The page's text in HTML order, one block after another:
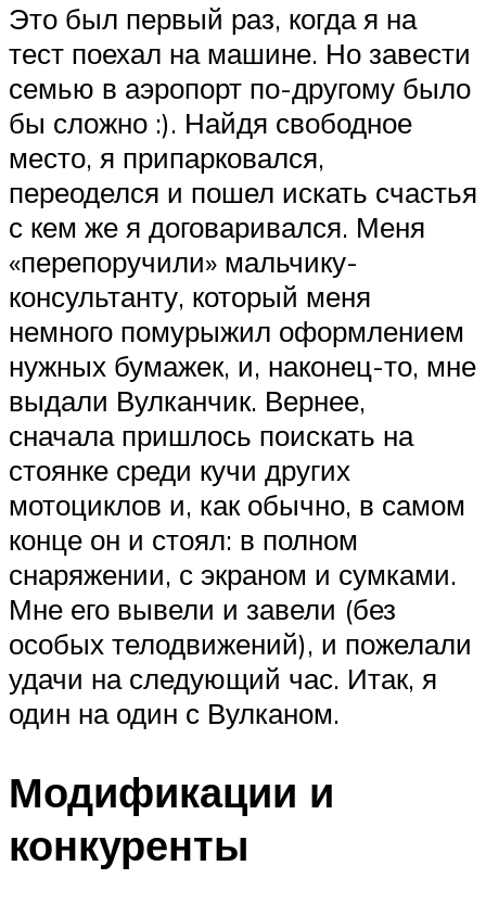
Это был первый раз, когда я на
тест поехал на машине. Но завести
семью в аэропорт по-другому было
бы сложно :). Найдя свободное
место, я припарковался,
переоделся и пошел искать счастья
с кем же я договаривался. Меня
«перепоручили» мальчику-
консультанту, который меня
немного помурыжил оформлением
нужных бумажек, и, наконец-то, мне
выдали Вулканчик. Вернее,
сначала пришлось поискать на
стоянке среди кучи других
мотоциклов и, как обычно, в самом
конце он и стоял: в полном
снаряжении, с экраном и сумками.
Мне его вывели и завели (без
особых телодвижений), и пожелали
удачи на следующий час. Итак, я
один на один с Вулканом.
Модификации и
конкуренты